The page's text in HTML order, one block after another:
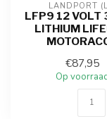
LANDPORT
LFP9 12 VOLT
LITHIUM
€87,95
Op